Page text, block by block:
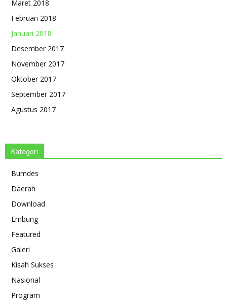
Maret 2018
Februari 2018
Januari 2018
Desember 2017
November 2017
Oktober 2017
September 2017
Agustus 2017
Kategori
Bumdes
Daerah
Download
Embung
Featured
Galeri
Kisah Sukses
Nasional
Program